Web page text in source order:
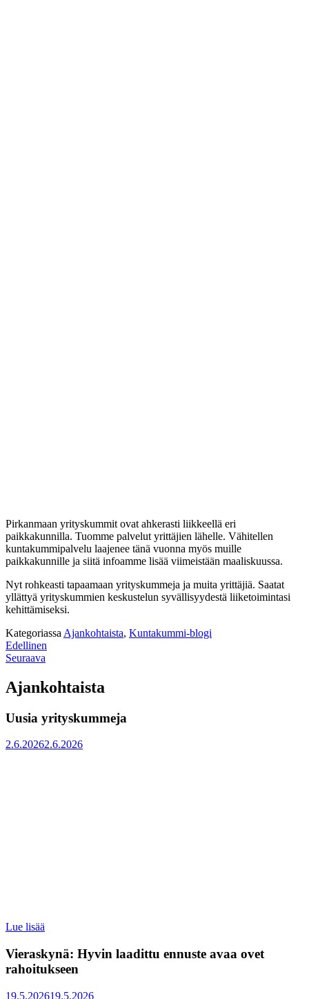
Pirkanmaan yrityskummit ovat ahkerasti liikkeellä eri
paikkakunnilla. Tuomme palvelut yrittäjien lähelle. Vähitellen
kuntakummipalvelu laajenee tänä vuonna myös muille
paikkakunnille ja siitä infoamme lisää viimeistään maaliskuussa.
Nyt rohkeasti tapaamaan yrityskummeja ja muita yrittäjiä. Saatat
yllättyä yrityskummien keskustelun syvällisyydestä liiketoimintasi
kehittämiseksi.
Kategoriassa Ajankohtaista, Kuntakummi-blogi
Artikkelien
selaus
Edellinen
Seuraava
Ajankohtaista
Uusia yrityskummeja
Julkaistu
2.6.20262.6.2026
Lue lisää
yrityskummeja
Vieraskynä: Hyvin laadittu ennuste avaa ovet
rahoitukseen
Julkaistu
19.5.202619.5.2026